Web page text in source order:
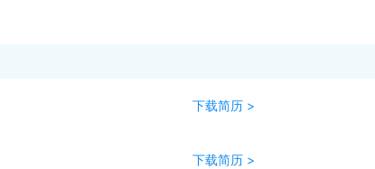
下载简历 >
下载简历 >